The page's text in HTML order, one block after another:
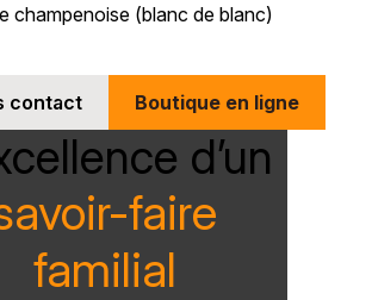
champenoise (blanc de blanc)
contact Boutique en ligne
d’un
faire
familial